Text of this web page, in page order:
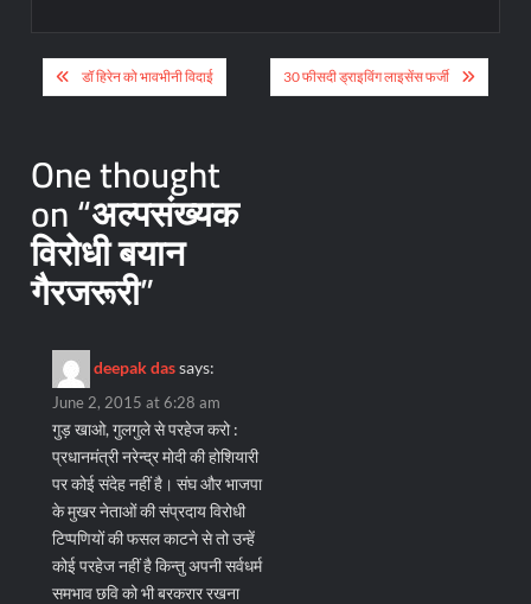
Post
navigation
डॉ हिरेन को भावभीनी विदाई 30 फीसदी ड्राइविंग लाइसेंस फर्जी
One thought
on “अल्पसंख्यक
विरोधी बयान
गैरजरूरी”
deepak das says:
June 2, 2015 at 6:28 am
गुड़ खाओ, गुलगुले से परहेज करो :
प्रधानमंत्री नरेन्द्र मोदी की होशियारी
पर कोई संदेह नहीं है। संघ और भाजपा
के मुखर नेताओं की संप्रदाय विरोधी
टिप्पणियों की फसल काटने से तो उन्हें
कोई परहेज नहीं है किन्तु अपनी सर्वधर्म
समभाव छवि को भी बरकरार रखना